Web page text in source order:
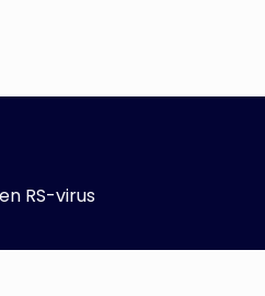
RS-virus